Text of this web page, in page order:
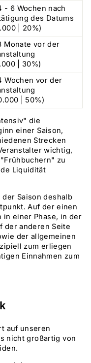
- 6 Wochen nach
des Datums
| 20%)
Monate vor der
| 30%)
Wochen vor der
| 50%)
die
einer Saison,
Strecken
wichtig,
zu
Liquidität
Saison deshalb
Auf der einen
in einer Phase, in der
der anderen Seite
der allgemeinen
zum erliegen
Einnahmen zum
auf unseren
nicht großartig von